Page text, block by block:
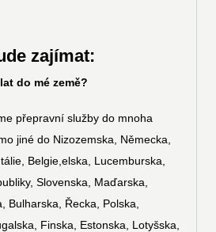
zajímat:
do mé země?
přepravní služby do mnoha
jiné do Nizozemska, Německa,
Belgie,elska, Lucemburska,
Slovenska, Maďarska,
Bulharska, Řecka, Polska,
Finska, Estonska, Lotyšska,